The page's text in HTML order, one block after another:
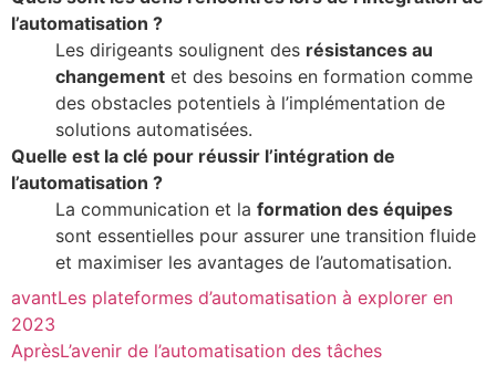
l’automatisation ?
Les dirigeants soulignent des résistances au
changement et des besoins en formation comme
des obstacles potentiels à l’implémentation de
solutions automatisées.
Quelle est la clé pour réussir l’intégration de
l’automatisation ?
La communication et la formation des équipes
sont essentielles pour assurer une transition fluide
et maximiser les avantages de l’automatisation.
avantLes plateformes d’automatisation à explorer en
2023
AprèsL’avenir de l’automatisation des tâches